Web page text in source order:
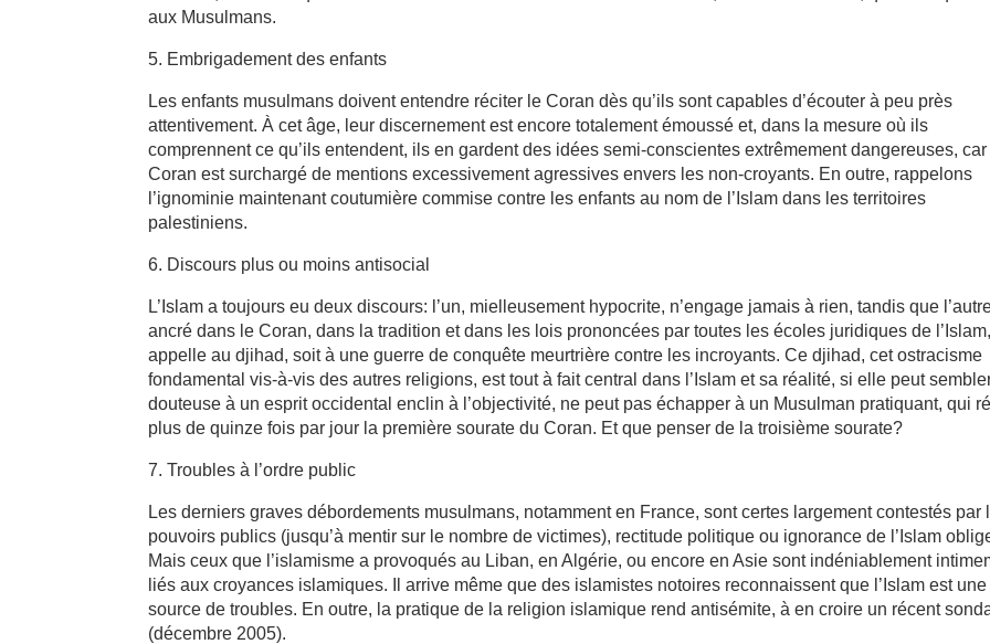
aux Musulmans.
5. Embrigadement des enfants
Les enfants musulmans doivent entendre réciter le Coran dès qu’ils sont capables d’écouter à peu près
attentivement. À cet âge, leur discernement est encore totalement émoussé et, dans la mesure où ils
comprennent ce qu’ils entendent, ils en gardent des idées semi-conscientes extrêmement dangereuses,
Coran est surchargé de mentions excessivement agressives envers les non-croyants. En outre, rappelons
l’ignominie maintenant coutumière commise contre les enfants au nom de l’Islam dans les territoires
palestiniens.
6. Discours plus ou moins antisocial
L’Islam a toujours eu deux discours: l’un, mielleusement hypocrite, n’engage jamais à rien, tandis que
ancré dans le Coran, dans la tradition et dans les lois prononcées par toutes les écoles juridiques de l’Islam,
appelle au djihad, soit à une guerre de conquête meurtrière contre les incroyants. Ce djihad, cet ostracisme
fondamental vis-à-vis des autres religions, est tout à fait central dans l’Islam et sa réalité, si elle peut
douteuse à un esprit occidental enclin à l’objectivité, ne peut pas échapper à un Musulman pratiquant, qui
plus de quinze fois par jour la première sourate du Coran. Et que penser de la troisième sourate?
7. Troubles à l’ordre public
Les derniers graves débordements musulmans, notamment en France, sont certes largement contestés par
pouvoirs publics (jusqu’à mentir sur le nombre de victimes), rectitude politique ou ignorance de l’Islam
Mais ceux que l’islamisme a provoqués au Liban, en Algérie, ou encore en Asie sont indéniablement
liés aux croyances islamiques. Il arrive même que des islamistes notoires reconnaissent que l’Islam est une
source de troubles. En outre, la pratique de la religion islamique rend antisémite, à en croire un récent
(décembre 2005).